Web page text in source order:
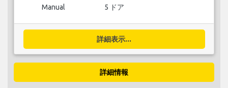
Manual 5 ドア
詳細表示...
詳細情報